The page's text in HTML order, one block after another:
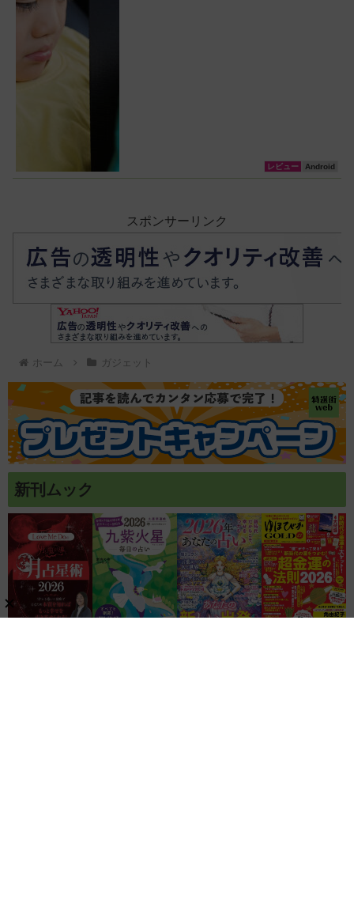
レビュー Android
スポンサーリンク
ホーム ガジェット
新刊ムック